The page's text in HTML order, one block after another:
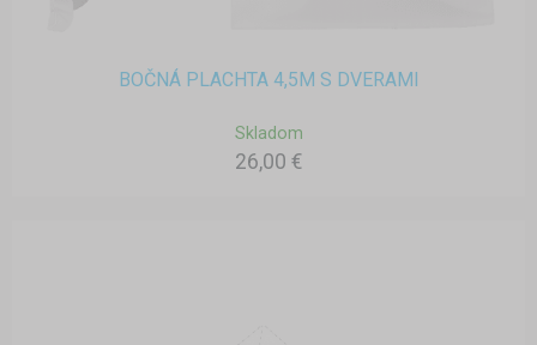
BOČNÁ PLACHTA 4,5M S DVERAMI
Skladom
26,00 €